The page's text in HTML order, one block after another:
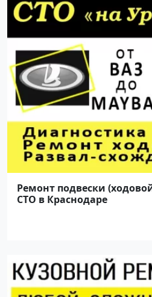
Ремонт подвески
СТО в Краснодаре